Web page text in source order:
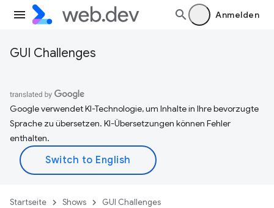
Anmelden
GUI Challenges
Google verwendet KI-Technologie, um Inhalte in Ihre bevorzugte
Sprache zu übersetzen. KI-Übersetzungen können Fehler
enthalten.
Startseite Shows GUI Challenges